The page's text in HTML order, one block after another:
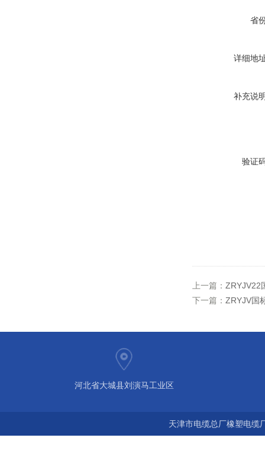
省
详细地
补充说
验证
上一篇： ZRYJV22
下一篇： ZRYJV国
河北省大城县刘演马工业区
天津市电缆总厂橡塑电